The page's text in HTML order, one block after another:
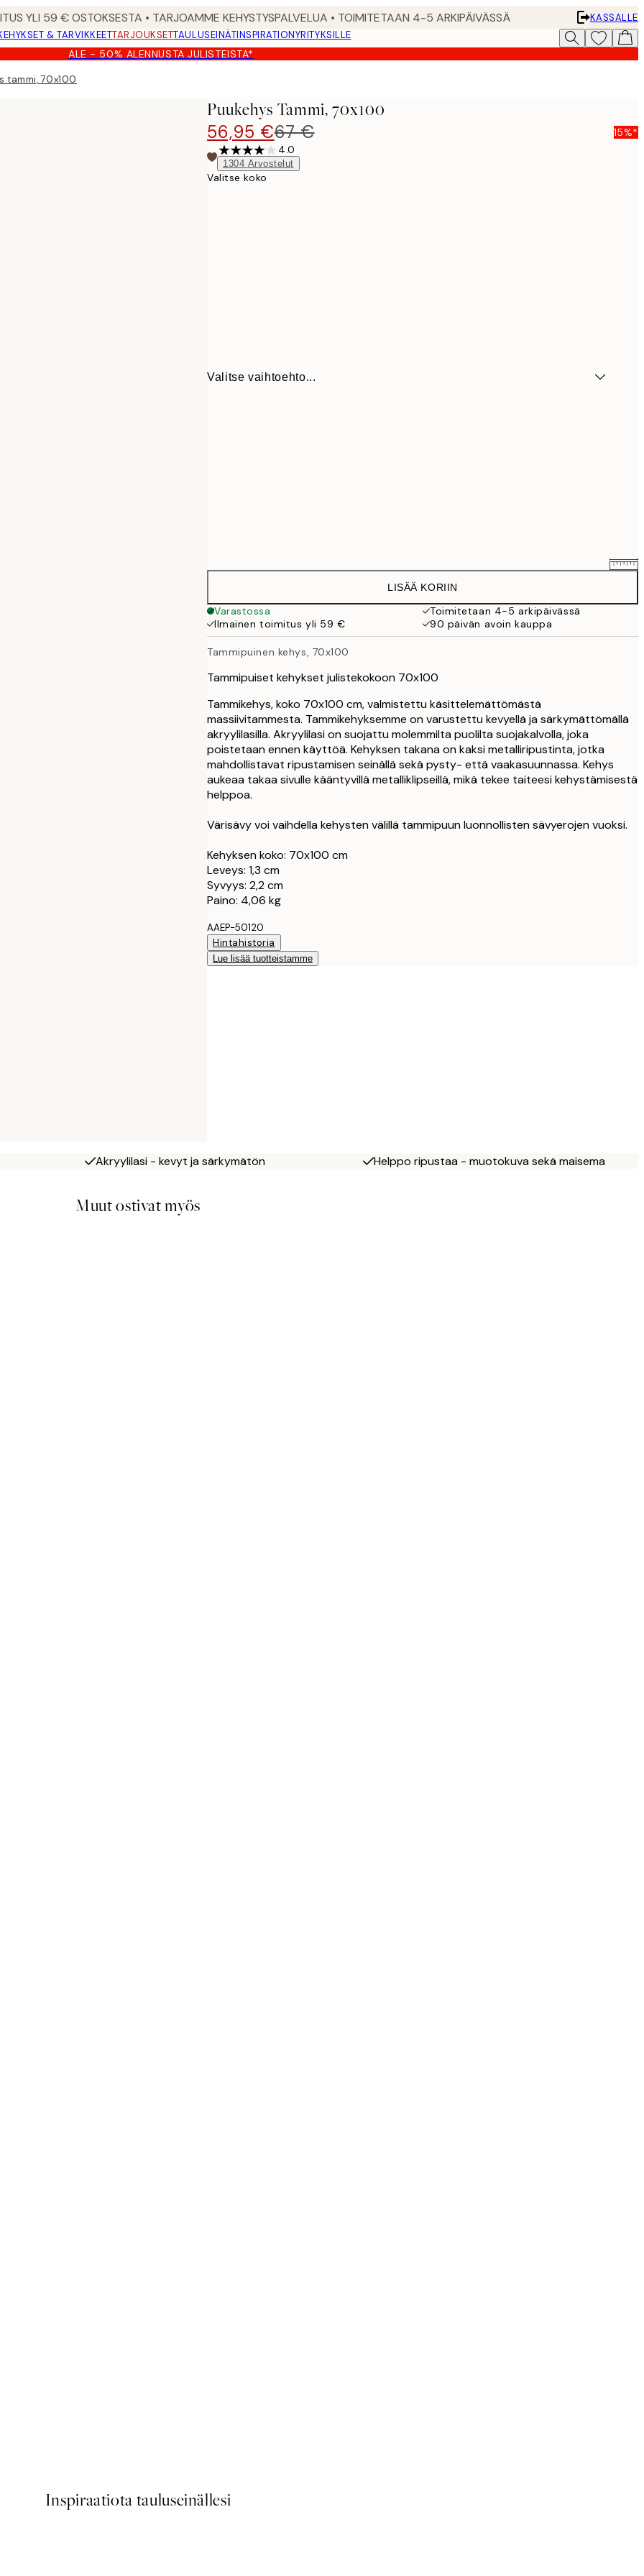
YLI 59 € OSTOKSESTA • TARJOAMME KEHYSTYSPALVELUA • TOIMITETAAN 4-5 ARKIPÄIVÄSSÄ
KASSALLE
& TARVIKKEETTARJOUKSETTAULUSEINÄTINSPIRATIONYRITYKSILLE
ALE - 50% ALENNUSTA JULISTEISTA*
tammi, 70x100
Puukehys Tammi, 70x100
56,95 €67 €
15%*
4.0
1304 Arvostelut
Valitse koko
Valitse vaihtoehto...
8,95 €
13 €
40x50 cm
50x50 cm
50x70 cm 38,21 €
44,95 €
LISÄÄ KORIIN
Varastossa
Toimitetaan 4-5 arkipäivässä
Ilmainen toimitus yli 59 €
90 päivän avoin kauppa
Tammipuinen kehys, 70x100
Tammipuiset kehykset julistekokoon 70x100
Tammikehys, koko 70x100 cm, valmistettu käsittelemättömästä
massiivitammesta. Tammikehyksemme on varustettu kevyellä ja särkymättömällä
akryylilasilla. Akryylilasi on suojattu molemmilta puolilta suojakalvolla, joka
poistetaan ennen käyttöä. Kehyksen takana on kaksi metalliripustinta, jotka
mahdollistavat ripustamisen seinällä sekä pysty- että vaakasuunnassa. Kehys
aukeaa takaa sivulle kääntyvillä metalliklipseillä, mikä tekee taiteesi kehystämisestä
helppoa.
Värisävy voi vaihdella kehysten välillä tammipuun luonnollisten sävyerojen vuoksi.
Kehyksen koko: 70x100 cm
Leveys: 1,3 cm
Syvyys: 2,2 cm
Paino: 4,06 kg
AAEP-50120
Hintahistoria
Lue lisää tuotteistamme
Akryylilasi - kevyt ja särkymätön Helppo ripustaa - muotokuva sekä maisema
Muut ostivat myös
Inspiraatiota tauluseinällesi